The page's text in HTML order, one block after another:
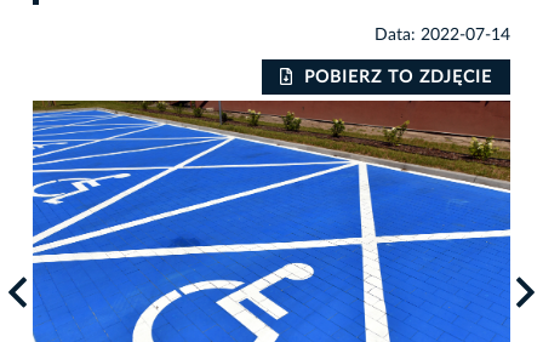
Data: 2022-07-14
POBIERZ TO ZDJĘCIE